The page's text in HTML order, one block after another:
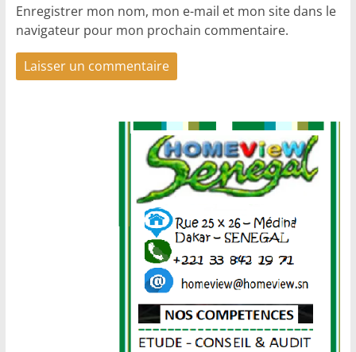
Enregistrer mon nom, mon e-mail et mon site dans le
navigateur pour mon prochain commentaire.